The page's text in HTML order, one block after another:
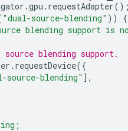
.gpu . requestAdapter
"dual-source-blending" ))
{
blending support is
blending support.
. requestDevice({
source-blending" ],